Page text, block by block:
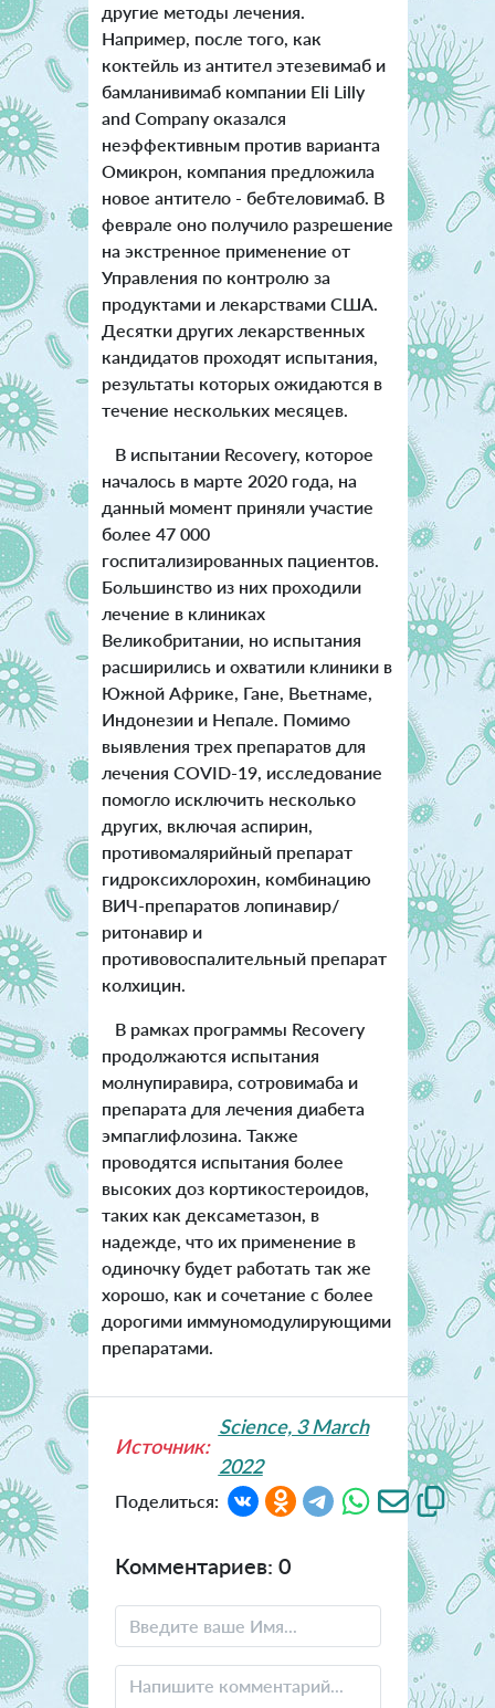
другие методы лечения.
Например, после того, как
коктейль из антител этезевимаб и
бамланивимаб компании Eli Lilly
and Company оказался
неэффективным против варианта
Омикрон, компания предложила
новое антитело - бебтеловимаб. В
феврале оно получило разрешение
на экстренное применение от
Управления по контролю за
продуктами и лекарствами США.
Десятки других лекарственных
кандидатов проходят испытания,
результаты которых ожидаются в
течение нескольких месяцев.
В испытании Recovery, которое
началось в марте 2020 года, на
данный момент приняли участие
более 47 000
госпитализированных пациентов.
Большинство из них проходили
лечение в клиниках
Великобритании, но испытания
расширились и охватили клиники в
Южной Африке, Гане, Вьетнаме,
Индонезии и Непале. Помимо
выявления трех препаратов для
лечения COVID-19, исследование
помогло исключить несколько
других, включая аспирин,
противомалярийный препарат
гидроксихлорохин, комбинацию
ВИЧ-препаратов лопинавир/
ритонавир и
противовоспалительный препарат
колхицин.
В рамках программы Recovery
продолжаются испытания
молнупиравира, сотровимаба и
препарата для лечения диабета
эмпаглифлозина. Также
проводятся испытания более
высоких доз кортикостероидов,
таких как дексаметазон, в
надежде, что их применение в
одиночку будет работать так же
хорошо, как и сочетание с более
дорогими иммуномодулирующими
препаратами.
Источник:
Science, 3 March
2022
Поделиться:
Комментариев: 0